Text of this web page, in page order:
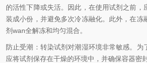
的活性下降或失活。因此，在使用试剂之前，
装成小份，并避免多次冷冻融化。此外，在冻
剂wan全解冻和均匀混合。
防止受潮：转染试剂对潮湿环境非常敏感。为
应将试剂保存在干燥的环境中，并确保容器密